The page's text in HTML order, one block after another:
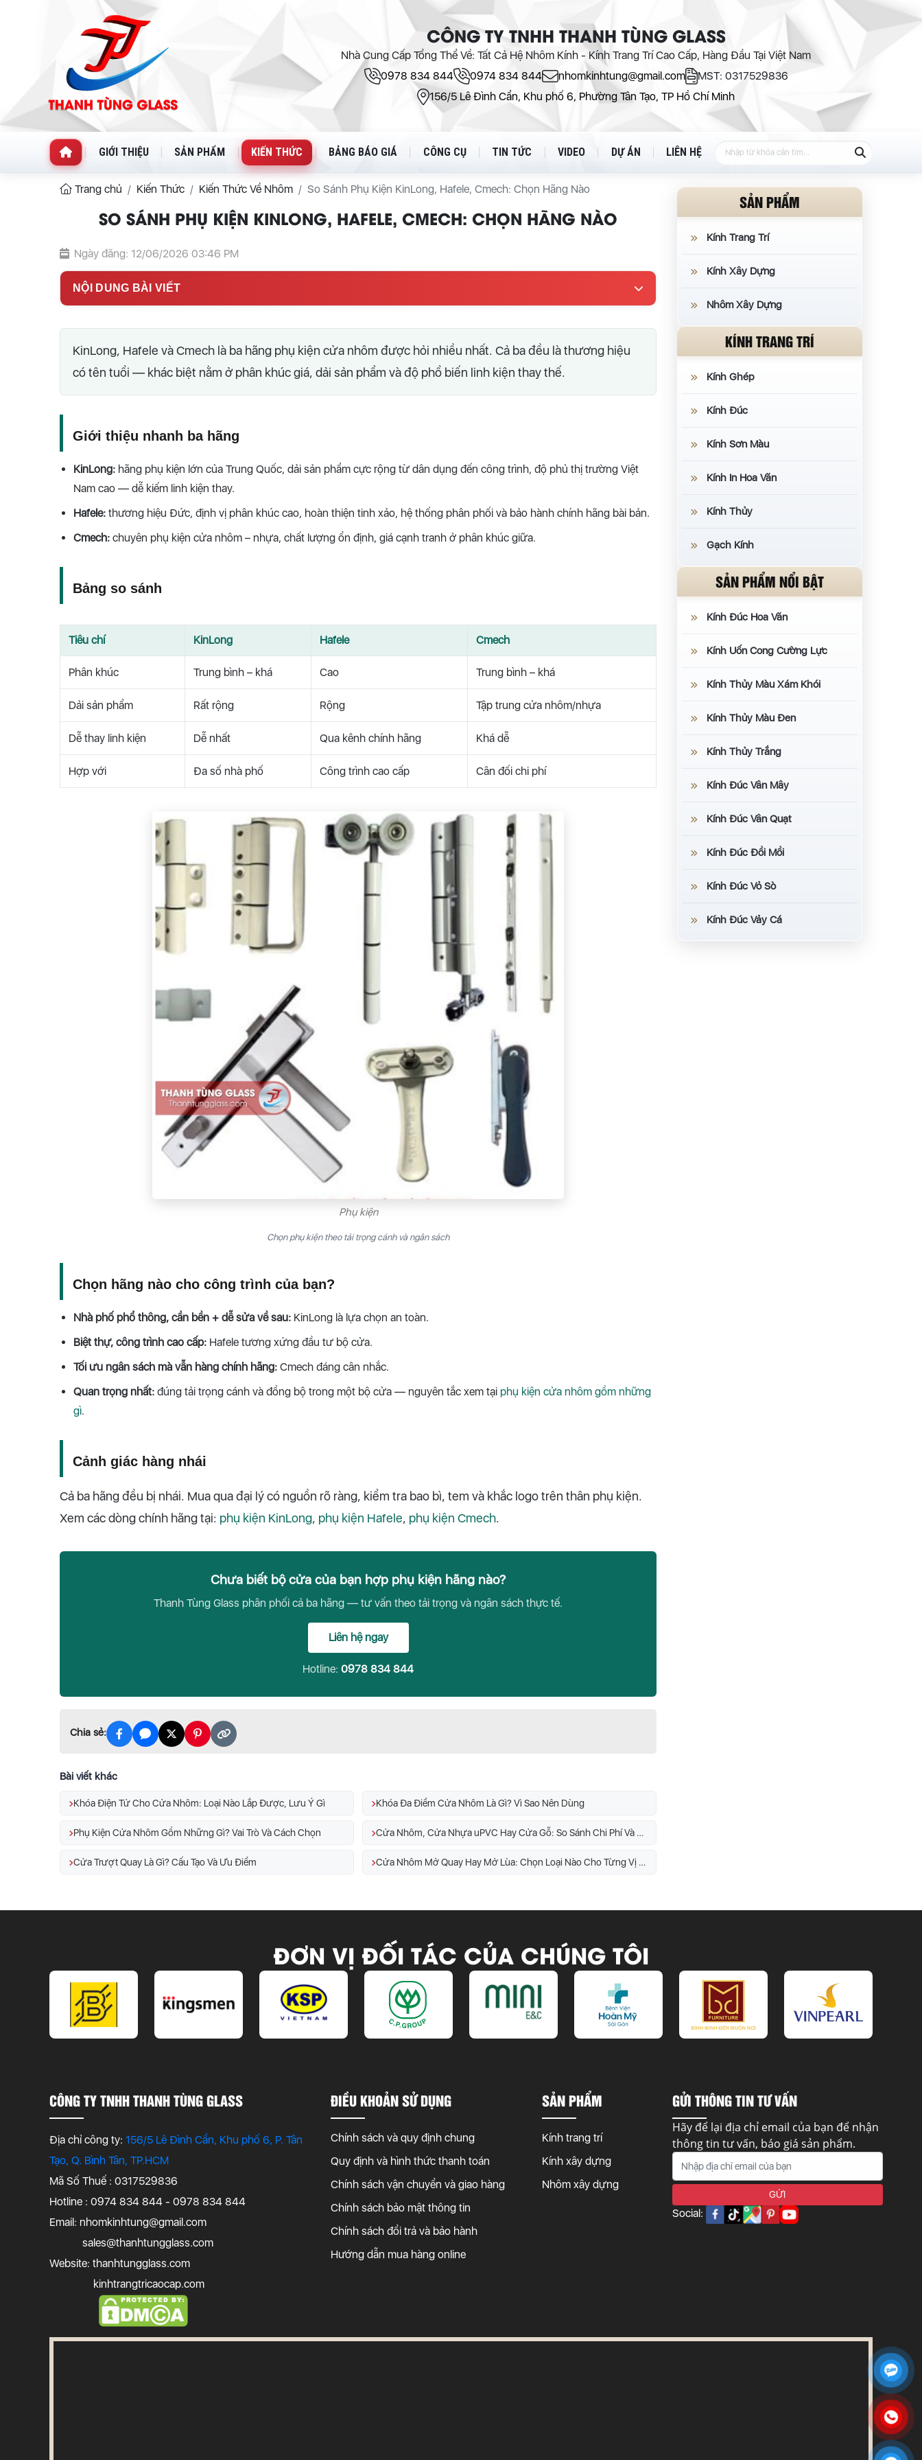
CÔNG TY TNHH THANH TÙNG GLASS
Nhà Cung Cấp Tổng Thể Về: Tất Cả Hệ Nhôm Kính - Kính Trang Trí Cao Cấp, Hàng Đầu Tại Việt Nam
0978 834 844
0974 834 844 nhomkinhtung@gmail.com
MST: 0317529836
156/5 Lê Đình Cẩn, Khu phố 6, Phường Tân Tạo, TP Hồ Chí Minh
GIỚI THIỆU SẢN PHẨM KIẾN THỨC BẢNG BÁO GIÁ CÔNG CỤ TIN TỨC VIDEO DỰ ÁN LIÊN HỆ
Trang chủ Kiến Thức Kiến Thức Về Nhôm So Sánh Phụ Kiện KinLong, Hafele, Cmech: Chọn Hãng Nào
SO SÁNH PHỤ KIỆN KINLONG, HAFELE, CMECH: CHỌN HÃNG NÀO
Ngày đăng: 12/06/2026 03:46 PM
NỘI DUNG BÀI VIẾT
KinLong, Hafele và Cmech là ba hãng phụ kiện cửa nhôm được hỏi nhiều nhất. Cả ba đều là thương hiệu
có tên tuổi — khác biệt nằm ở phân khúc giá, dải sản phẩm và độ phổ biến linh kiện thay thế.
Giới thiệu nhanh ba hãng
KinLong: hãng phụ kiện lớn của Trung Quốc, dải sản phẩm cực rộng từ dân dụng đến công trình, độ phủ thị trường Việt
Nam cao — dễ kiếm linh kiện thay.
Hafele: thương hiệu Đức, định vị phân khúc cao, hoàn thiện tinh xảo, hệ thống phân phối và bảo hành chính hãng bài bản.
Cmech: chuyên phụ kiện cửa nhôm – nhựa, chất lượng ổn định, giá cạnh tranh ở phân khúc giữa.
Bảng so sánh
Tiêu chí KinLong Hafele Cmech
Phân khúc Trung bình – khá Cao Trung bình – khá
Dải sản phẩm Rất rộng Rộng Tập trung cửa nhôm/nhựa
Dễ thay linh kiện Dễ nhất Qua kênh chính hãng Khá dễ
Hợp với Đa số nhà phố Công trình cao cấp Cân đối chi phí
Phụ kiện
Chọn phụ kiện theo tải trọng cánh và ngân sách
Chọn hãng nào cho công trình của bạn?
Nhà phố phổ thông, cần bền + dễ sửa về sau: KinLong là lựa chọn an toàn.
Biệt thự, công trình cao cấp: Hafele tương xứng đầu tư bộ cửa.
Tối ưu ngân sách mà vẫn hàng chính hãng: Cmech đáng cân nhắc.
Quan trọng nhất: đúng tải trọng cánh và đồng bộ trong một bộ cửa — nguyên tắc xem tại phụ kiện cửa nhôm gồm những
gì.
Cảnh giác hàng nhái
Cả ba hãng đều bị nhái. Mua qua đại lý có nguồn rõ ràng, kiểm tra bao bì, tem và khắc logo trên thân phụ kiện.
Xem các dòng chính hãng tại: phụ kiện KinLong, phụ kiện Hafele, phụ kiện Cmech.
Chưa biết bộ cửa của bạn hợp phụ kiện hãng nào?
Thanh Tùng Glass phân phối cả ba hãng — tư vấn theo tải trọng và ngân sách thực tế.
Liên hệ ngay
Hotline: 0978 834 844
Chia sẻ:
Bài viết khác
Khóa Điện Tử Cho Cửa Nhôm: Loại Nào Lắp Được, Lưu Ý Gì Khóa Đa Điểm Cửa Nhôm Là Gì? Vì Sao Nên Dùng
Phụ Kiện Cửa Nhôm Gồm Những Gì? Vai Trò Và Cách Chọn Cửa Nhôm, Cửa Nhựa uPVC Hay Cửa Gỗ: So Sánh Chi Phí Và Độ Bền
Cửa Trượt Quay Là Gì? Cấu Tạo Và Ưu Điểm Cửa Nhôm Mở Quay Hay Mở Lùa: Chọn Loại Nào Cho Từng Vị Trí
SẢN PHẨM
Kính Trang Trí
Kính Xây Dựng
Nhôm Xây Dựng
KÍNH TRANG TRÍ
Kính Ghép
Kính Đúc
Kính Sơn Màu
Kính In Hoa Văn
Kính Thủy
Gạch Kính
SẢN PHẨM NỔI BẬT
Kính Đúc Hoa Văn
Kính Uốn Cong Cường Lực
Kính Thủy Màu Xám Khói
Kính Thủy Màu Đen
Kính Thủy Trắng
Kính Đúc Vân Mây
Kính Đúc Vân Quạt
Kính Đúc Đồi Mồi
Kính Đúc Vỏ Sò
Kính Đúc Vảy Cá
ĐƠN VỊ ĐỐI TÁC CỦA CHÚNG TÔI
CÔNG TY TNHH THANH TÙNG GLASS
Địa chỉ công ty: 156/5 Lê Đình Cẩn, Khu phố 6, P. Tân
Tạo, Q. Bình Tân, TP.HCM
Mã Số Thuế : 0317529836
Hotline : 0974 834 844 - 0978 834 844
Email: nhomkinhtung@gmail.com
sales@thanhtungglass.com
Website: thanhtungglass.com
kinhtrangtricaocap.com
ĐIỀU KHOẢN SỬ DỤNG
Chính sách và quy định chung
Quy định và hình thức thanh toán
Chính sách vận chuyển và giao hàng
Chính sách bảo mật thông tin
Chính sách đổi trả và bảo hành
Hướng dẫn mua hàng online
SẢN PHẨM
Kính trang trí
Kính xây dựng
Nhôm xây dựng
GỬI THÔNG TIN TƯ VẤN
Hãy để lại địa chỉ email của bạn để nhận
thông tin tư vấn, báo giá sản phẩm.
Social: